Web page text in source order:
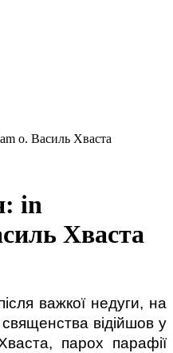
о. Василь Хваста
in
Хваста
важкої недуги, на
відійшов у
парох парафії